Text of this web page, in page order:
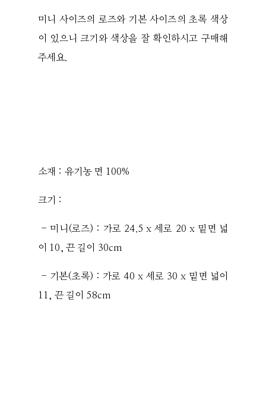
미니 사이즈의 로즈와 기본 사이즈의 초록 색상
이 있으니 크기와 색상을 잘 확인하시고 구매해
주세요.
소재 : 유기농 면 100%
크기 :
- 미니(로즈) : 가로 24.5 x 세로 20 x 밑면 넓
이 10, 끈 길이 30cm
- 기본(초록) : 가로 40 x 세로 30 x 밑면 넓이
11, 끈 길이 58cm